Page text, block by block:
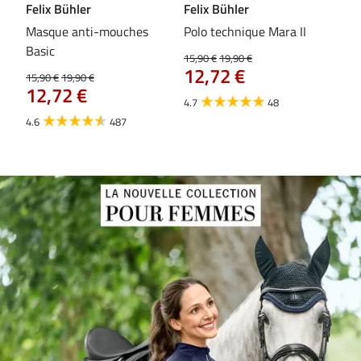
Felix Bühler
Masque anti-mouches
Basic
15,90 €19,90 €
12,72 €
4.6 487
Felix Bühler
Polo technique Mara II
15,90 €19,90 €
12,72 €
4.7 48